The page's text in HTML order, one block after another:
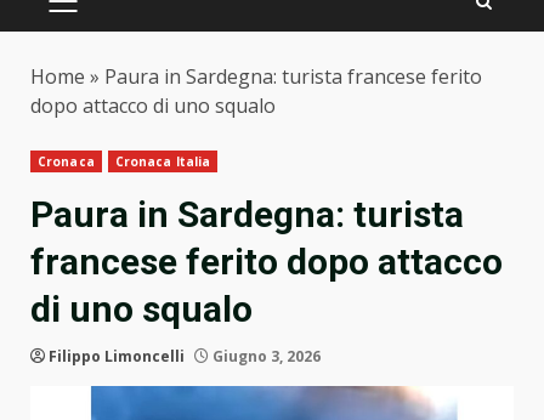
PRIMARY
Home » Paura in Sardegna: turista francese ferito
dopo attacco di uno squalo
Cronaca Cronaca Italia
Paura in Sardegna: turista
francese ferito dopo attacco
di uno squalo
Filippo Limoncelli Giugno 3, 2026